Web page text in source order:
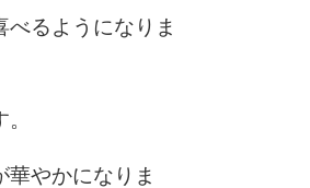
るようになりま
やかになりま